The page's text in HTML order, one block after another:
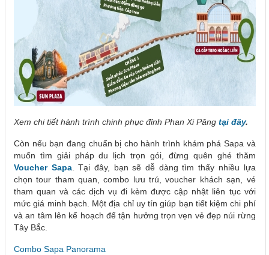
Xem chi tiết hành trình chinh phục đỉnh Phan Xi Păng tại đây.
Còn nếu bạn đang chuẩn bị cho hành trình khám phá Sapa và
muốn tìm giải pháp du lịch trọn gói, đừng quên ghé thăm
Voucher Sapa. Tại đây, bạn sẽ dễ dàng tìm thấy nhiều lựa
chọn tour tham quan, combo lưu trú, voucher khách sạn, vé
tham quan và các dịch vụ đi kèm được cập nhật liên tục với
mức giá minh bạch. Một địa chỉ uy tín giúp bạn tiết kiệm chi phí
và an tâm lên kế hoạch để tận hưởng trọn vẹn vẻ đẹp núi rừng
Tây Bắc.
Combo Sapa Panorama